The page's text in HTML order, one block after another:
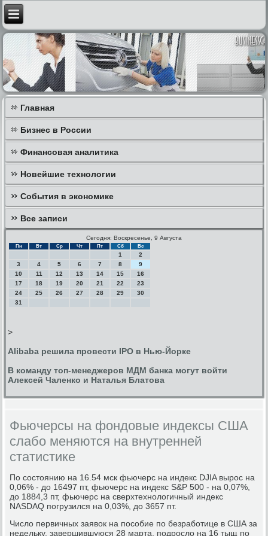
Главная
Бизнес в России
Финансовая аналитика
Новейшие технологии
События в экономике
Все записи
Сегодня: Воскресенье, 9 Августа
Пн Вт Ср Чт Пт Сб Вс
1
2
3
4 5 6 7 8
9
10
11 12 13 14 15
16
17
18 19 20 21 22
23
24
25 26 27 28 29
30
31
>
Alibaba решила провести IPO в Нью-Йорке
В команду топ-менеджеров МДМ банка могут войти
Алексей Чаленко и Наталья Блатова
Фьючерсы на фондовые индексы США
слабо меняются на внутренней
статистике
По состоянию на 16.54 мск фьючерс на индекс DJIA вырос на
0,06% - до 16497 пт, фьючерс на индекс S&P 500 - на 0,07%,
до 1884,3 пт, фьючерс на сверхтехнологичный индекс
NASDAQ погрузился на 0,03%, до 3657 пт.
Число первичных заявок на пособие по безработице в США за
недельку, завершившуюся 28 марта, подросло на 16 тыщ по